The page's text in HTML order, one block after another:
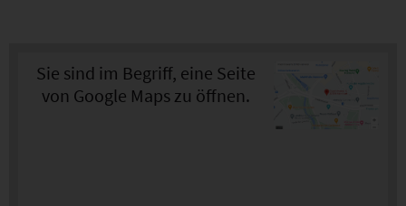
Sie sind im Begriff, eine Seite
von Google Maps zu öffnen.